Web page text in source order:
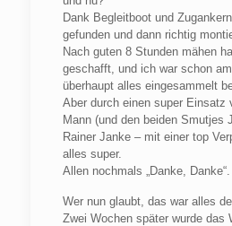
Dank Begleitboot und
gefunden und dann richtig
Nach guten 8 Stunden mähen
geschafft, und ich war schon
überhaupt alles eingesammelt
Aber durch einen super Einsatz
Mann (und den beiden Smutjes
Rainer Janke – mit einer top
alles super.
Allen nochmals „Danke, Danke“.
Wer nun glaubt, das war alles
Zwei Wochen später wurde das